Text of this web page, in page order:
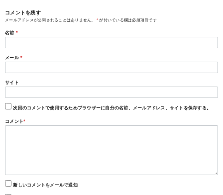
コメントを残す
メールアドレスが公開されることはありません。 * が付いている欄は必須項目です
名前 *
メール *
サイト
次回のコメントで使用するためブラウザーに自分の名前、メールアドレス、サイトを保存する。
コメント*
新しいコメントをメールで通知